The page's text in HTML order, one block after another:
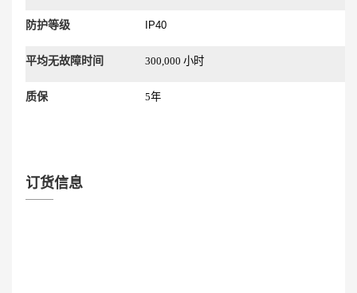
防护等级 IP40
平均无故障时间 300,000 小时
质保 5年
订货信息